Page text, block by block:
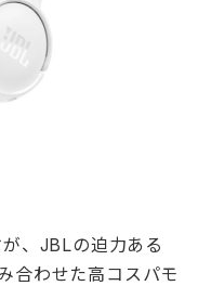
、JBLの迫力ある
合わせた高コスパモ